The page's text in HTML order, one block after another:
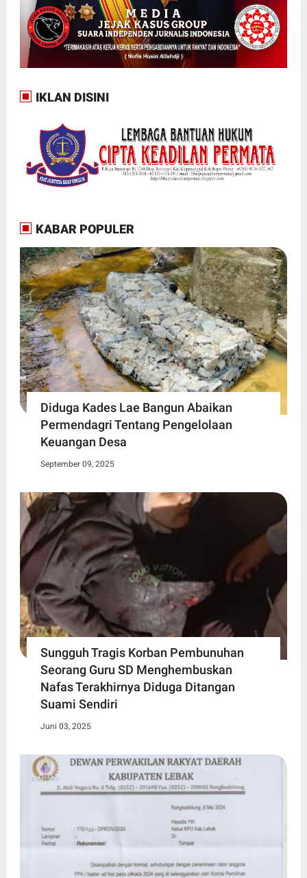
IKLAN DISINI
KABAR POPULER
Diduga Kades Lae Bangun Abaikan
Permendagri Tentang Pengelolaan
Keuangan Desa
September 09, 2025
Sungguh Tragis Korban Pembunuhan
Seorang Guru SD Menghembuskan
Nafas Terakhirnya Diduga Ditangan
Suami Sendiri
Juni 03, 2025